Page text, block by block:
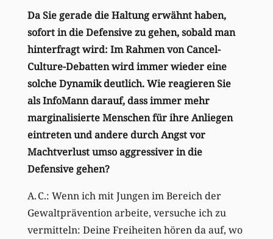
Da Sie gerade die Haltung erwähnt haben,
sofort in die Defensive zu gehen, sobald man
hinterfragt wird: Im Rahmen von Cancel-
Culture-Debatten wird immer wieder eine
solche Dynamik deutlich. Wie reagieren Sie
als InfoMann darauf, dass immer mehr
marginalisierte Menschen für ihre Anliegen
eintreten und andere durch Angst vor
Machtverlust umso aggressiver in die
Defensive gehen?
A. C.: Wenn ich mit Jungen im Bereich der
Gewaltprävention arbeite, versuche ich zu
vermitteln: Deine Freiheiten hören da auf, wo